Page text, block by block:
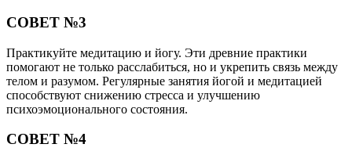
СОВЕТ №3
Практикуйте медитацию и йогу. Эти древние практики
помогают не только расслабиться, но и укрепить связь между
телом и разумом. Регулярные занятия йогой и медитацией
способствуют снижению стресса и улучшению
психоэмоционального состояния.
СОВЕТ №4